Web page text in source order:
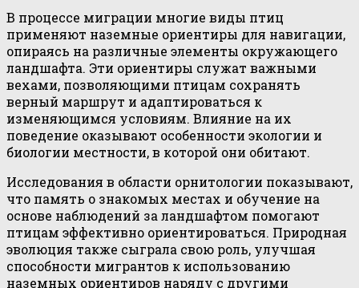
В процессе миграции многие виды птиц
применяют наземные ориентиры для навигации,
опираясь на различные элементы окружающего
ландшафта. Эти ориентиры служат важными
вехами, позволяющими птицам сохранять
верный маршрут и адаптироваться к
изменяющимся условиям. Влияние на их
поведение оказывают особенности экологии и
биологии местности, в которой они обитают.
Исследования в области орнитологии показывают,
что память о знакомых местах и обучение на
основе наблюдений за ландшафтом помогают
птицам эффективно ориентироваться. Природная
эволюция также сыграла свою роль, улучшая
способности мигрантов к использованию
наземных ориентиров наряду с другими